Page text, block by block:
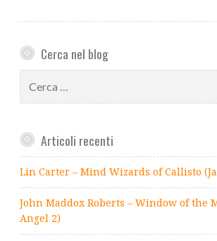
Cerca nel blog
per:
Articoli recenti
Lin Carter – Mind Wizards of Callisto
John Maddox Roberts – Window of the
Angel 2)